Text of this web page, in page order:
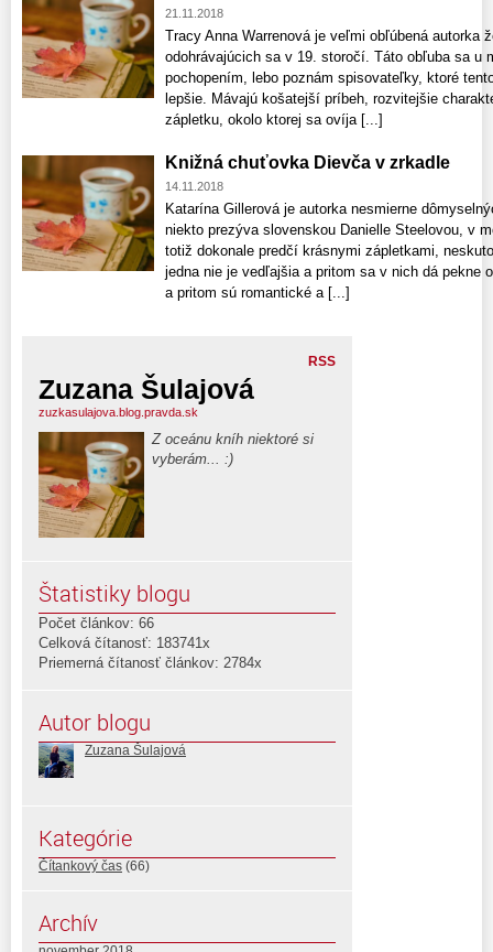
21.11.2018
Tracy Anna Warrenová je veľmi obľúbená autorka
odohrávajúcich sa v 19. storočí. Táto obľuba sa u
pochopením, lebo poznám spisovateľky, ktoré
lepšie. Mávajú košatejší príbeh, rozvitejšie
zápletku, okolo ktorej sa ovíja [...]
Knižná chuťovka Dievča v zrkadle
14.11.2018
Katarína Gillerová je autorka nesmierne
niekto prezýva slovenskou Danielle Steelovou, v
totiž dokonale predčí krásnymi zápletkami,
jedna nie je vedľajšia a pritom sa v nich dá pekne
a pritom sú romantické a [...]
RSS
Zuzana Šulajová
zuzkasulajova.blog.pravda.sk
Z oceánu kníh niektoré si
vyberám... :)
Štatistiky blogu
Počet článkov: 66
Celková čítanosť: 183741x
Priemerná čítanosť článkov: 2784x
Autor blogu
Zuzana Šulajová
Kategórie
Čítankový čas (66)
Archív